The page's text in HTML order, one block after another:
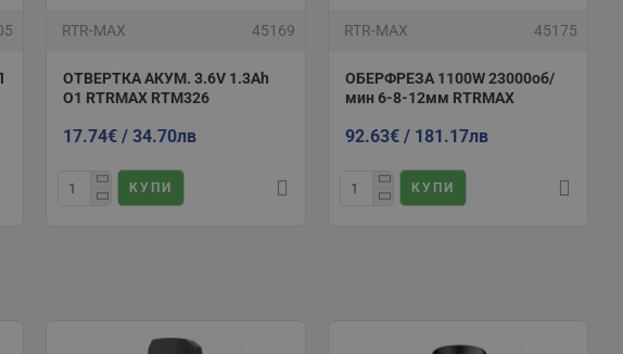
RTR-MAX 45169
ОТВЕРТКА АКУМ. 3.6V 1.3Ah
O1 RTRMAX RTM326
17.74€ / 34.70лв
КУПИ
RTR-MAX 45175
ОБЕРФРЕЗА 1100W 23000об/
мин 6-8-12мм RTRMAX
92.63€ / 181.17лв
КУПИ